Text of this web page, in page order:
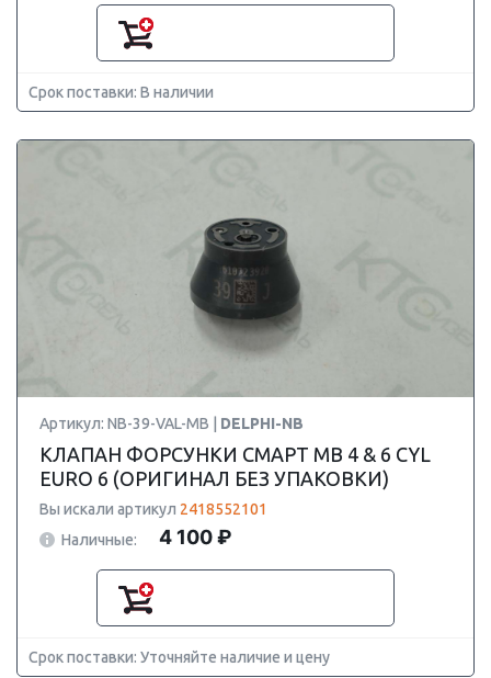
Срок поставки: В наличии
Артикул: NB-39-VAL-MB | DELPHI-NB
КЛАПАН ФОРСУНКИ СМАРТ MB 4 & 6 CYL
EURO 6 (ОРИГИНАЛ БЕЗ УПАКОВКИ)
Вы искали артикул 2418552101
Наличные:
4 100 ₽
Срок поставки: Уточняйте наличие и цену